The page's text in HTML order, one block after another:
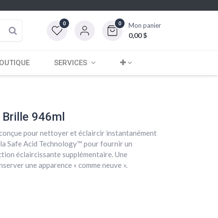
0 0 Mon panier
0,00$
SERVICES
946ml
pour nettoyer et éclaircir instantanément
Safe Acid Technology™ pour fournir un
éclaircissante supplémentaire. Une
une apparence « comme neuve ».